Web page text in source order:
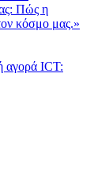
Πώς η
κόσμο μας.»
αγορά ICT: